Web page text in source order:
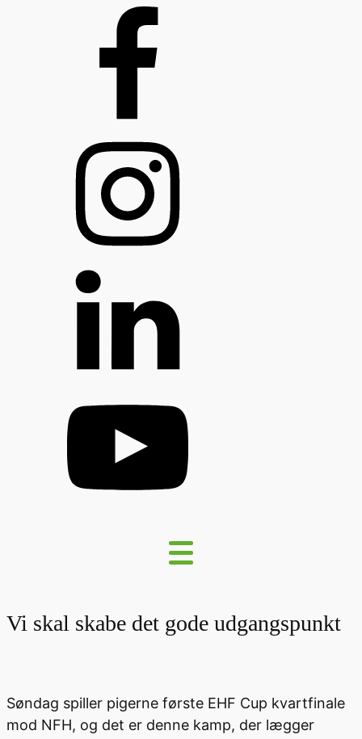
Vi skal skabe det gode udgangspunkt
Søndag spiller pigerne første EHF Cup kvartfinale
mod NFH, og det er denne kamp, der lægger